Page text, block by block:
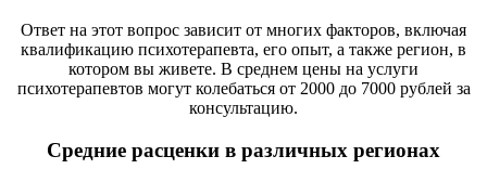
Ответ на этот вопрос зависит от многих факторов, включая
квалификацию психотерапевта, его опыт, а также регион, в
котором вы живете. В среднем цены на услуги
психотерапевтов могут колебаться от 2000 до 7000 рублей за
консультацию.
Средние расценки в различных регионах